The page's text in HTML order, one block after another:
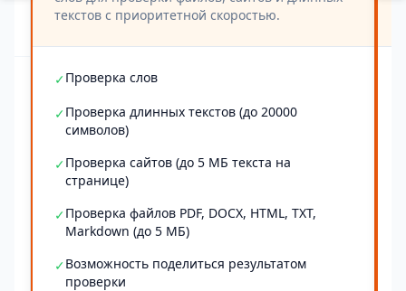
текстов с приоритетной скоростью.
✓Проверка слов
✓Проверка длинных текстов (до 20000
символов)
✓Проверка сайтов (до 5 МБ текста на
странице)
✓Проверка файлов PDF, DOCX, HTML, TXT,
Markdown (до 5 МБ)
✓Возможность поделиться результатом
проверки